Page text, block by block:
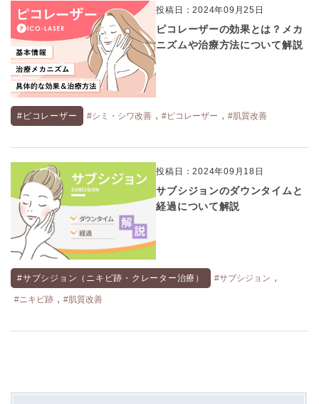
投稿日：2024年09月25日
ピコレーザーの効果とは？メカ
ニズムや治療方法について解説
#ピコレーザー #シミ・シワ改善 , #ピコレーザー , #肌質改善
投稿日：2024年09月18日
サブシジョンのダウンタイムと
経過について解説
#サブシジョン（ニキビ跡・クレーター治療） #サブシジョン ,
#ニキビ跡 , #肌質改善